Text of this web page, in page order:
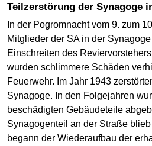
Teilzerstörung der Synagoge
In der Pogromnacht vom 9. zum
Mitglieder der SA in der
Einschreiten des
wurden schlimmere Schäden
Feuerwehr. Im Jahr 1943
Synagoge. In den Folgejahren
beschädigten Gebäudeteile
Synagogenteil an der Straße
begann der Wiederaufbau der